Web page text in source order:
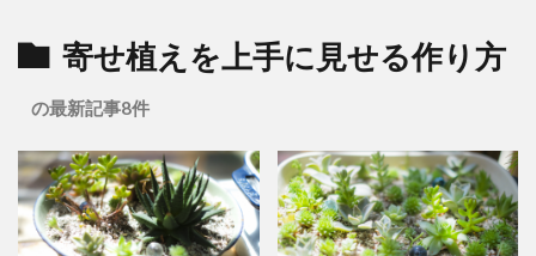
寄せ植えを上手に見せる作り方
の最新記事8件